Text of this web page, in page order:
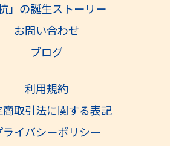
杭」の誕生ストーリー
お問い合わせ
ブログ
利用規約
取引法に関する表記
ライバシーポリシー